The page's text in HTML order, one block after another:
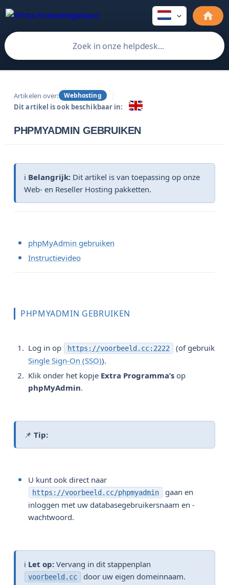
Artikelen over: Webhosting
Dit artikel is ook beschikbaar in:
PHPMYADMIN GEBRUIKEN
ℹ️ Belangrijk: Dit artikel is van toepassing op onze
Web- en Reseller Hosting pakketten.
phpMyAdmin gebruiken
Instructievideo
PHPMYADMIN GEBRUIKEN
Log in op https://voorbeeld.cc:2222
(of gebruik
Single Sign-On (SSO)).
Klik onder het kopje Extra Programma’s op
phpMyAdmin.
📌 Tip:
U kunt ook direct naar
https://voorbeeld.cc/phpmyadmin
gaan en
inloggen met uw databasegebruikersnaam en -
wachtwoord.
ℹ️ Let op: Vervang in dit stappenplan
voorbeeld.cc door uw eigen domeinnaam.